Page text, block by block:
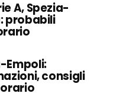
A, Spezia-
probabili
Empoli:
consigli